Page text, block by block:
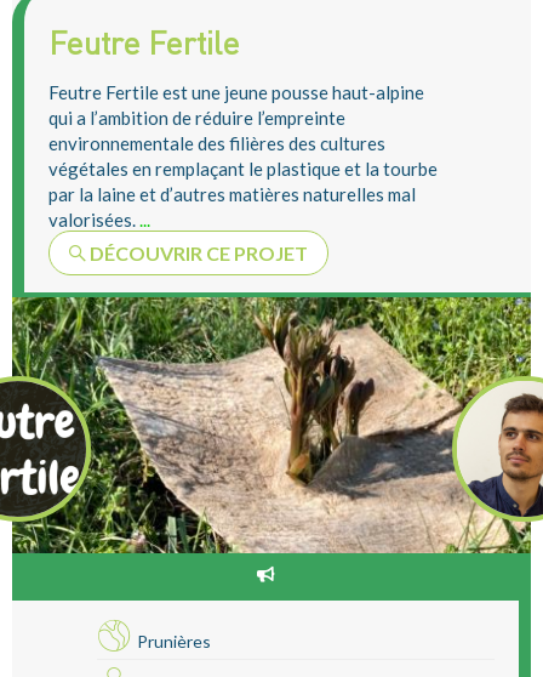
Feutre Fertile
Feutre Fertile est une jeune pousse haut-alpine
qui a l’ambition de réduire l’empreinte
environnementale des filières des cultures
végétales en remplaçant le plastique et la tourbe
par la laine et d’autres matières naturelles mal
valorisées....
DÉCOUVRIR CE PROJET
Prunières